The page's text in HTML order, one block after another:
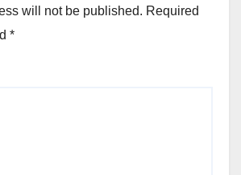
will not be published. Required
*